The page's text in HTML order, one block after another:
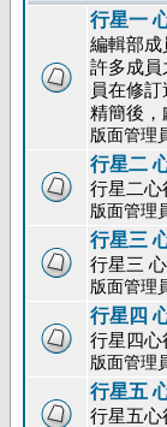
行星一
編輯部成
許多成員
員在修
精簡後，
版面管理
行星二
行星二心
版面管理
行星三
行星三
版面管理
行星四
行星四心
版面管理
行星五
行星五心